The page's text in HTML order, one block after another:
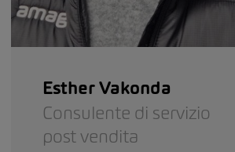
Esther Vakonda
Consulente di servizio
post vendita